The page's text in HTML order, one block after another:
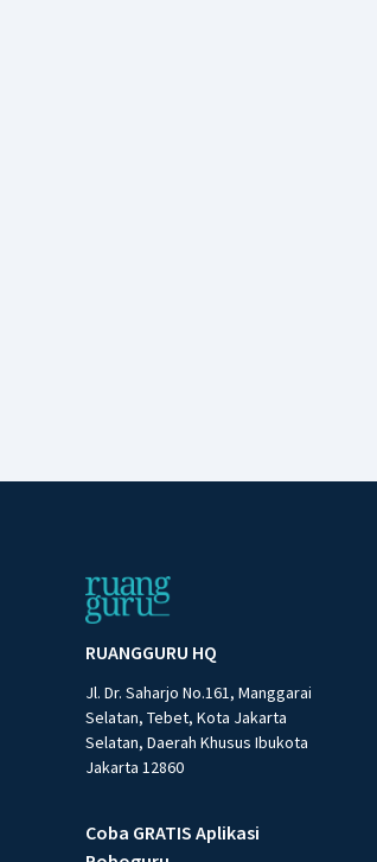
RUANGGURU HQ
Jl. Dr. Saharjo No.161, Manggarai
Selatan, Tebet, Kota Jakarta
Selatan, Daerah Khusus Ibukota
Jakarta 12860
Coba GRATIS Aplikasi